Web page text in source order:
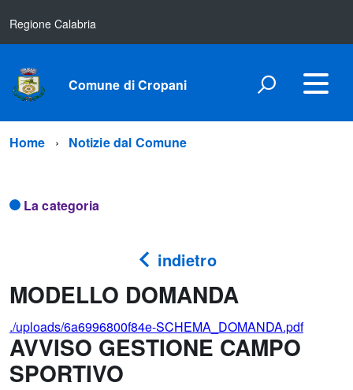
Regione Calabria
Comune di Cropani
Home Notizie dal Comune
La categoria
indietro
MODELLO DOMANDA
./uploads/6a6996800f84e-SCHEMA_DOMANDA.pdf
AVVISO GESTIONE CAMPO
SPORTIVO